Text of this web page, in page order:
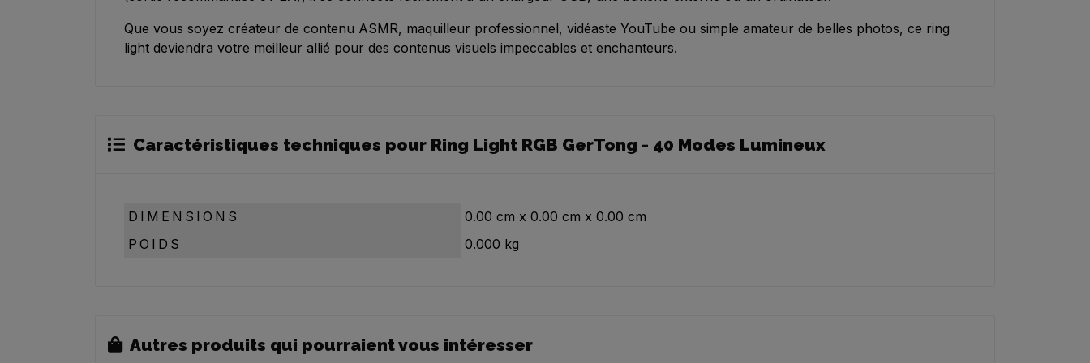
Que vous soyez créateur de contenu ASMR, maquilleur professionnel, vidéaste YouTube ou simple amateur de belles photos, ce ring
light deviendra votre meilleur allié pour des contenus visuels impeccables et enchanteurs.
Caractéristiques techniques pour Ring Light RGB GerTong - 40 Modes Lumineux
DIMENSIONS 0.00 cm x0.00 cm x0.00 cm
POIDS
0.000 kg
Autres produits qui pourraient vous intéresser